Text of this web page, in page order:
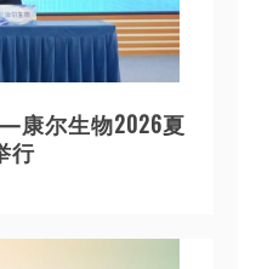
康尔生物2026夏
行